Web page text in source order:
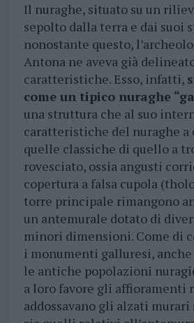
Il nuraghe, situato su un
sepolto dalla terra e dai suoi
nonostante questo,
Antona ne aveva già
caratteristiche. Esso, infatti,
come un tipico nuraghe
una struttura che al suo
caratteristiche del nuraghe a
quelle classiche di quello a
rovesciato, ossia angusti
copertura a falsa cupola
torre principale rimangono
un antemurale dotato di
minori dimensioni. Come di
i monumenti galluresi, anche
le antiche popolazioni
a loro favore gli affioramenti
addossavano gli alzati murari